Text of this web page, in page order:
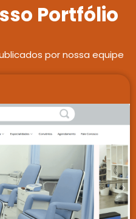
Portfólio
por nossa equipe